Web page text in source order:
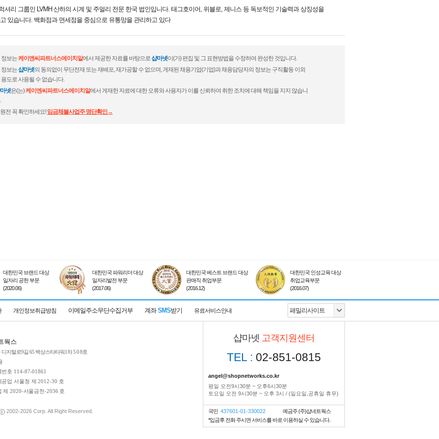
리 그룹인 LVMH 산하의 시계 및 주얼리 전문 한국 법인입니다. 태그호이어, 위블로, 제니스 등 독보적인 기술력과 상징성을
있습니다. 백화점과 면세점을 중심으로 유통망을 관리하고 있다
정보는케이엔씨파트너스에이치알에서 제공한 자료를 바탕으로샵마넷이(가) 편집 및 그 표현방법을 수정하여 완성한 것입니다.
정보는샵마넷의 동의없이 무단전재 또는 재배포, 재가공할 수 없으며, 게재된 채용기업(기업)과 채용담당자의 정보는 구직활동 이외
용도로 사용될 수 없습니다.
넷은(는)케이엔씨파트너스에이치알에서 게재한 자료에 대한 오류와 사용자가 이를 신뢰하여 취한 조치에 대해 책임을 지지 않습니
전 꼭 확인하세요!임금체불사업주 명단확인→
대한민국 브랜드 대상
일자리 공헌 부문
(2020.06)
대한민국 파워리더 대상
일자리발전 부문
(2017.06)
대한민국 베스트 브랜드 대상
판매직 취업부문
(2016.12)
대한민국 인성교육 대상
취업교육부문
(2016.07)
개인정보취급방침 이메일주소무단수집거부 계좌SMS받기 유료서비스안내
웍스
지털로9길 65 백상스타타워1차 5 0 8호
호 114-87-01861
공업 서울청 제 2012-30 호
제 2020-서울금천-2036 호
2002-2026 Corp. All Right Reserved.
샵마넷 고객지원센터
TEL : 02-851-0815
angel@shopnetworks.co.kr
평일 오전9시30분 ~ 오후6시30분
토요일 오전 9시30분 ~ 오후 3시 / (일요일,공휴일 휴무)
국민 437601-01-330022
예금주 (주)샵네트웍스
*입금후 전화 주시면 서비스를 바로 이용하실 수 있습니다.